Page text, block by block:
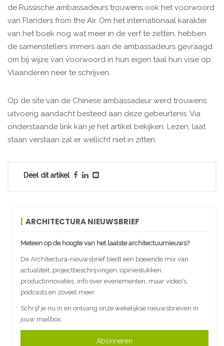
de Russische ambassadeurs trouwens ook het voorwoord
van Flanders from the Air. Om het internationaal karakter
van het boek nog wat meer in de verf te zetten, hebben
de samenstellers immers aan de ambassadeurs gevraagd
om bij wijze van voorwoord in hun eigen taal hun visie op
Vlaanderen neer te schrijven.
Op de site van de Chinese ambassadeur werd trouwens
uitvoerig aandacht besteed aan deze gebeurtenis. Via
onderstaande link kan je het artikel bekijken. Lezen, laat
staan verstaan zal er wellicht niet in zitten.
Deel dit artikel
ARCHITECTURA NIEUWSBRIEF
Meteen op de hoogte van het laatste architectuurnieuws?
De Architectura-nieuwsbrief biedt een boeiende mix van
actualiteit, projectbeschrijvingen, opiniestukken,
productinnovaties, info over evenementen, maar video's,
podcasts en zoveel meer.
Schrijf je nu in en ontvang onze wekelijkse nieuwsbrieven in
jouw mailbox.
Abonneren